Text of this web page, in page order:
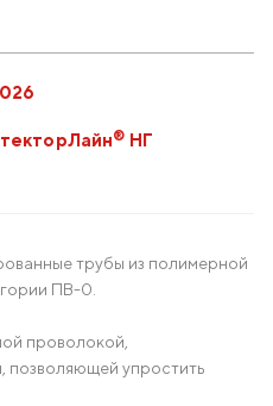
® НГ
трубы из полимерной
ПВ-0.
проволокой,
позволяющей упростить